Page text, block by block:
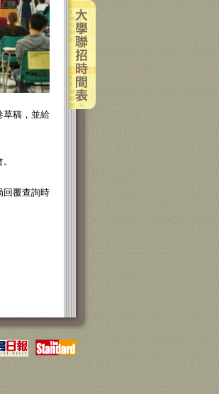
稿，並給
覆查詢時